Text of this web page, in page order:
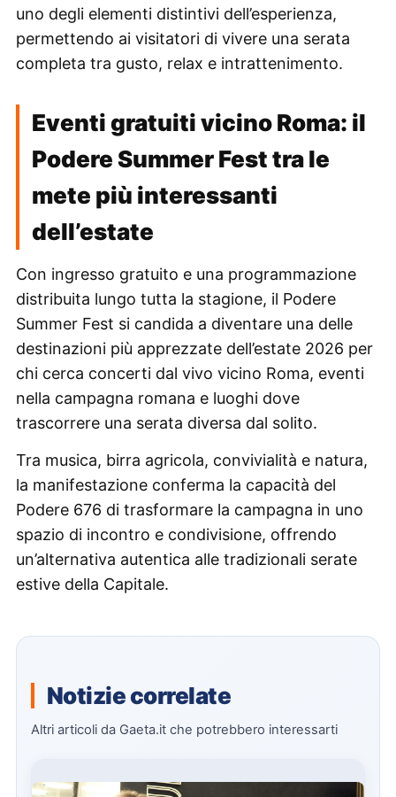
uno degli elementi distintivi dell’esperienza,
permettendo ai visitatori di vivere una serata
completa tra gusto, relax e intrattenimento.
Eventi gratuiti vicino Roma: il
Podere Summer Fest tra le
mete più interessanti
dell’estate
Con ingresso gratuito e una programmazione
distribuita lungo tutta la stagione, il Podere
Summer Fest si candida a diventare una delle
destinazioni più apprezzate dell’estate 2026 per
chi cerca concerti dal vivo vicino Roma, eventi
nella campagna romana e luoghi dove
trascorrere una serata diversa dal solito.
Tra musica, birra agricola, convivialità e natura,
la manifestazione conferma la capacità del
Podere 676 di trasformare la campagna in uno
spazio di incontro e condivisione, offrendo
un’alternativa autentica alle tradizionali serate
estive della Capitale.
Notizie correlate
Altri articoli da Gaeta.it che potrebbero interessarti